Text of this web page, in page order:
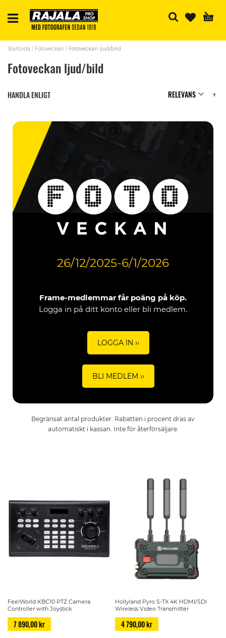
Startsida Fotoveckan Fotoveckan ljud/bild
Fotoveckan ljud/bild
26/12/2025-6/1/2026
Frame-medlemmar får poäng på köp.
Logga in på ditt konto eller bli medlem.
LOGGA IN ››
BLI MEDLEM ››
Begränsat antal produkter. Rabatten i procent dras av
automatiskt i kassan. Inte för återförsäljare.
FeelWorld KBC10 PTZ Camera
Controller with Joystick
7 890,00 kr
Hollyland Pyro S-TX 4K HDMI/SDI
Wireless Video Transmitter
4 790,00 kr
HANDLA ENLIGT